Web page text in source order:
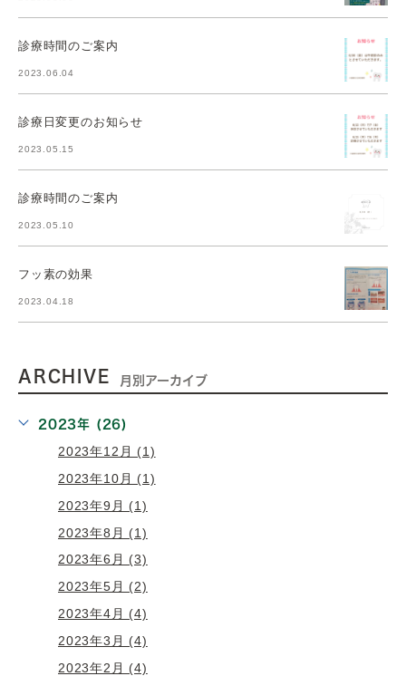
診療時間のご案内
2023.06.04
診療日変更のお知らせ
2023.05.15
診療時間のご案内
2023.05.10
フッ素の効果
2023.04.18
ARCHIVE 月別アーカイブ
2023年 (26)
2023年12月 (1)
2023年10月 (1)
2023年9月 (1)
2023年8月 (1)
2023年6月 (3)
2023年5月 (2)
2023年4月 (4)
2023年3月 (4)
2023年2月 (4)